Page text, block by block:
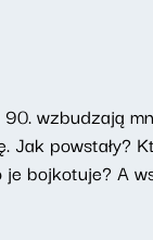
wzbudzają
Jak powstały?
bojkotuje? A